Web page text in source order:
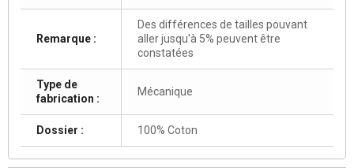
Remarque :
Des différences de tailles pouvant
aller jusqu'à 5% peuvent être
constatées
Type de
fabrication :
Mécanique
Dossier : 100% Coton